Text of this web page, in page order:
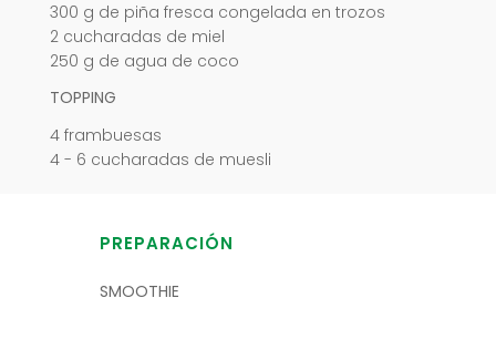
300 g de piña fresca congelada en trozos
2 cucharadas de miel
250 g de agua de coco
TOPPING
4 frambuesas
4 - 6 cucharadas de muesli
PREPARACIÓN
SMOOTHIE